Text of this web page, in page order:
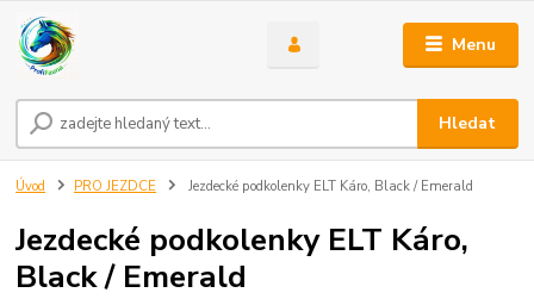
Menu
Hledat
Úvod PRO JEZDCE Jezdecké podkolenky ELT Káro, Black / Emerald
Jezdecké podkolenky ELT Káro,
Black / Emerald